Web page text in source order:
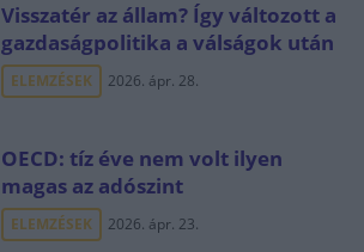
Visszatér az állam? Így változott a
gazdaságpolitika a válságok után
ELEMZÉSEK 2026. ápr. 28.
OECD: tíz éve nem volt ilyen
magas az adószint
ELEMZÉSEK 2026. ápr. 23.